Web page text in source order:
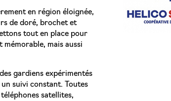
en région éloignée,
de doré, brochet et
tout en place pour
mais aussi
gardiens expérimentés
suivi constant. Toutes
satellites,